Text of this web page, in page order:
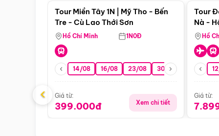
Tour Miền Tây 1N | Mỹ Tho - Bến
Tre - Cù Lao Thới Sơn
Hồ Chí Minh 1N0Đ
14/08 16/08 23/08 30/08 06/09
Giá từ:
399.000đ Xem chi tiết
Tour
Nà -
Nha
Hồ
Giá từ:
‹